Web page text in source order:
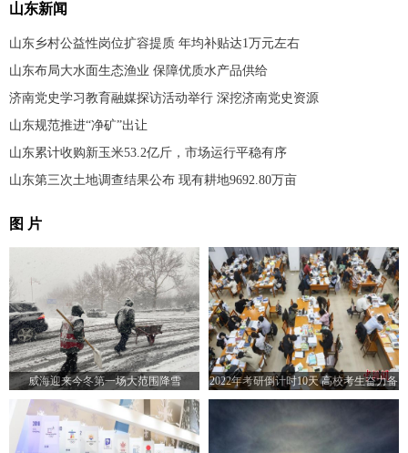
山东新闻
山东乡村公益性岗位扩容提质 年均补贴达1万元左右
山东布局大水面生态渔业 保障优质水产品供给
济南党史学习教育融媒探访活动举行 深挖济南党史资源
山东规范推进“净矿”出让
山东累计收购新玉米53.2亿斤，市场运行平稳有序
山东第三次土地调查结果公布 现有耕地9692.80万亩
图 片
威海迎来今冬第一场大范围降雪
2022年考研倒计时10天 高校考生奋力备
考